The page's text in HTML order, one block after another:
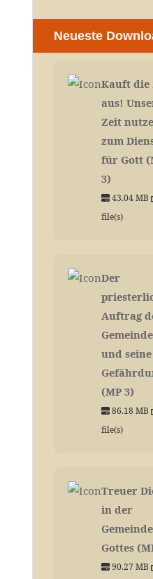
Neueste
Kauft die
aus!
Zeit
zum
für Gott
3)
43.04 MB
file(s)
Der
Auftrag
Gemeinde
und seine
(MP 3)
86.18 MB
file(s)
Treuer
in der
Gemeinde
Gottes
90.27 MB